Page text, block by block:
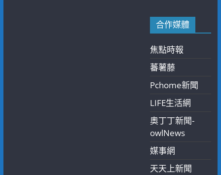
合作媒體
焦點時報
蕃薯藤
Pchome新聞
LIFE生活網
奧丁丁新聞-
owlNews
媒事網
天天上新聞